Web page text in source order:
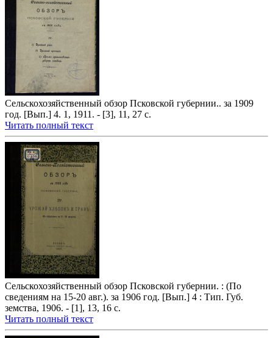
Сельскохозяйственный обзор Псковской губернии.. за 1909
год. [Вып.] 4. 1, 1911. - [3], 11, 27 с.
Читать полный текст
Сельскохозяйственный обзор Псковской губернии. : (По
сведениям на 15-20 авг.). за 1906 год. [Вып.] 4 : Тип. Губ.
земства, 1906. - [1], 13, 16 с.
Читать полный текст